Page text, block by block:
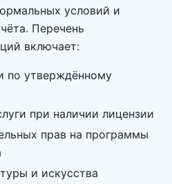
условий и
Перечень
включает:
по утверждённому
при наличии лицензии
прав на программы
и искусства